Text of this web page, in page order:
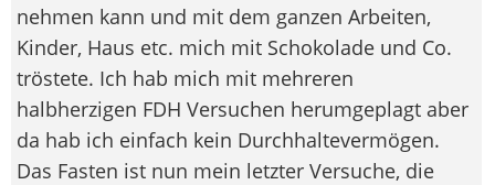
nehmen kann und mit dem ganzen Arbeiten,
Kinder, Haus etc. mich mit Schokolade und Co.
tröstete. Ich hab mich mit mehreren
halbherzigen FDH Versuchen herumgeplagt aber
da hab ich einfach kein Durchhaltevermögen.
Das Fasten ist nun mein letzter Versuche, die